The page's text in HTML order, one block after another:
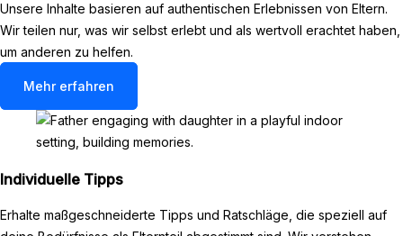
Unsere Inhalte basieren auf authentischen Erlebnissen von Eltern.
Wir teilen nur, was wir selbst erlebt und als wertvoll erachtet haben,
um anderen zu helfen.
Mehr erfahren
Individuelle Tipps
Erhalte maßgeschneiderte Tipps und Ratschläge, die speziell auf